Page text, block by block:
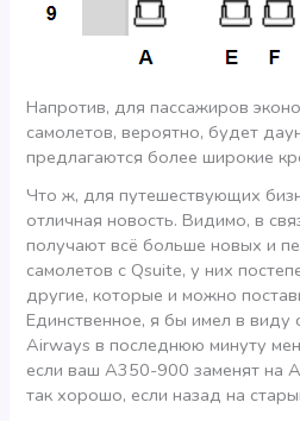
Напротив, для пассажиров
самолетов, вероятно, будет
предлагаются более широкие
Что ж, для путешествующих
отличная новость. Видимо, в
получают всё больше новых и
самолетов с Qsuite, у них
другие, которые и можно
Единственное, я бы имел в виду
Airways в последнюю минуту
если ваш А350-900 заменят на
так хорошо, если назад на